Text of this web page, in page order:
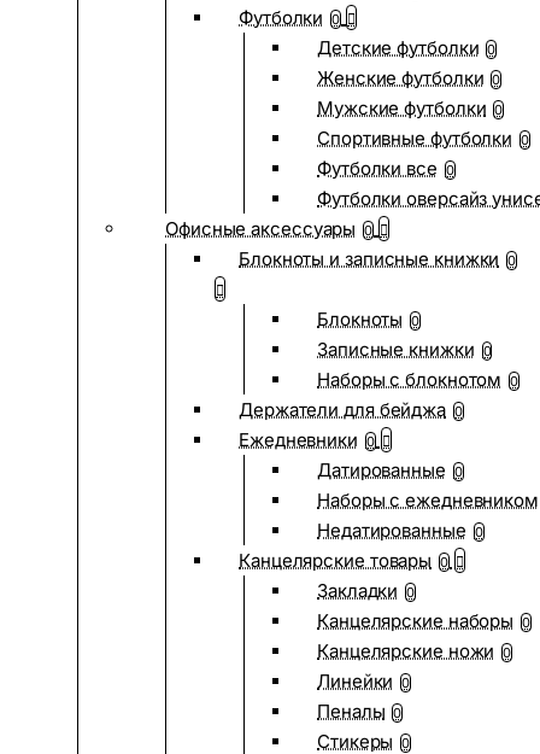
Футболки 0
Детские футболки 0
Женские футболки 0
Мужские футболки 0
Спортивные футболки 0
Футболки все 0
Футболки оверсайз
Офисные аксессуары 0
Блокноты и записные книжки 0
Блокноты 0
Записные книжки 0
Наборы с блокнотом 0
Держатели для бейджа 0
Ежедневники 0
Датированные 0
Наборы с ежедневником
Недатированные 0
Канцелярские товары 0
Закладки 0
Канцелярские наборы 0
Канцелярские ножи 0
Линейки 0
Пеналы 0
Стикеры 0